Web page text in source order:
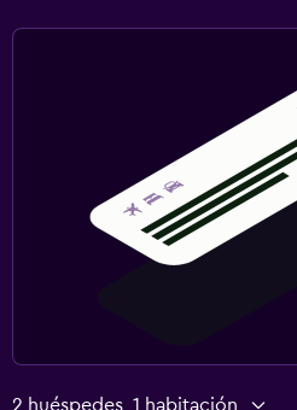
2 huéspedes, 1 habitación